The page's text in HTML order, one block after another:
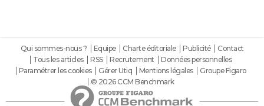
Qui sommes-nous ? Equipe Charte éditoriale Publicité
Contact
Tous les articles
RSS Recrutement
Données personnelles
Paramétrer les cookies
Gérer Utiq Mentions légales
Groupe Figaro
© 2026 CCM Benchmark